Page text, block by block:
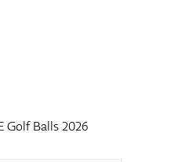
Golf Balls 2026